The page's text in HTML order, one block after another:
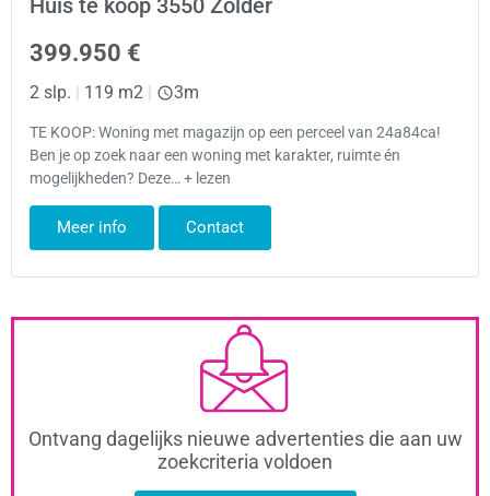
399.950 €
2 slp. | 119 m2 | 3m
TE KOOP: Woning met magazijn op een perceel van 24a84ca!
Ben je op zoek naar een woning met karakter, ruimte én
mogelijkheden? Deze… + lezen
Meer info Contact
Ontvang dagelijks nieuwe advertenties die aan uw
zoekcriteria voldoen